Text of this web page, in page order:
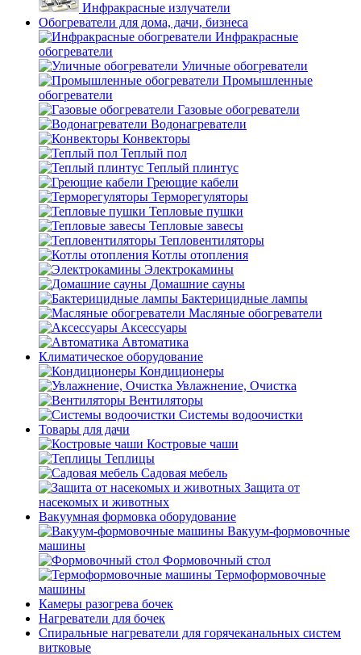
Инфракрасные излучатели
Обогреватели для дома, дачи, бизнеса
Инфракрасные
обогреватели
Уличные обогреватели
Промышленные
обогреватели
Газовые обогреватели
Водонагреватели
Конвекторы
Теплый пол
Теплый плинтус
Греющие кабели
Терморегуляторы
Тепловые пушки
Тепловые завесы
Тепловентиляторы
Котлы отопления
Электрокамины
Домашние сауны
Бактерицидные лампы
Масляные обогреватели
Аксессуары
Автоматика
Климатическое оборудование
Кондиционеры
Увлажнение, Очистка
Вентиляторы
Системы водоочистки
Товары для дачи
Костровые чаши
Теплицы
Садовая мебель
Защита от
насекомых и животных
Вакуумная формовка оборудование
Вакуум-формовочные
машины
Формовочный стол
Термоформовочные
машины
Камеры разогрева бочек
Нагреватели для бочек
Спиральные нагреватели для горячеканальных систем
витковые